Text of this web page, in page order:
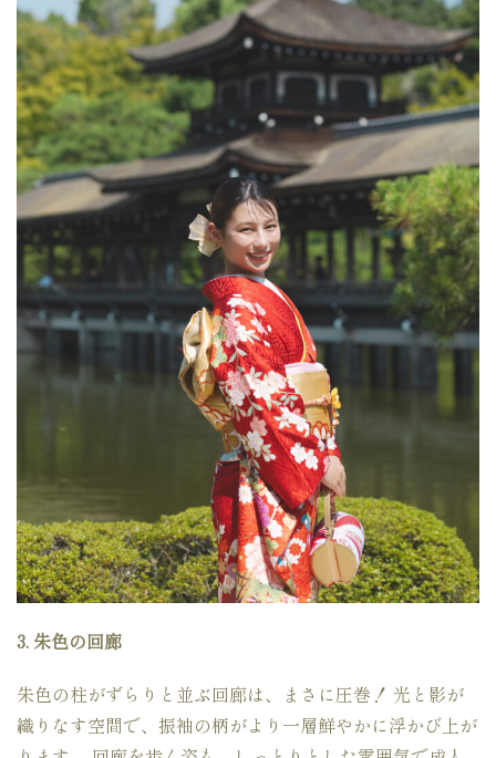
3. 朱色の回廊
朱色の柱がずらりと並ぶ回廊は、まさに圧巻！ 光と影が
織りなす空間で、振袖の柄がより一層鮮やかに浮かび上が